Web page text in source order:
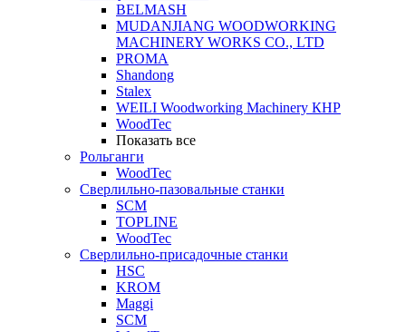
BELMASH
MUDANJIANG WOODWORKING
MACHINERY WORKS CO., LTD
PROMA
Shandong
Stalex
WEILI Woodworking Machinery КНР
WoodTec
Показать все
Рольганги
WoodTec
Сверлильно-пазовальные станки
SCM
TOPLINE
WoodTec
Сверлильно-присадочные станки
HSC
KROM
Maggi
SCM